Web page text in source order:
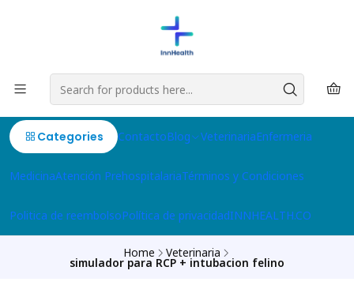
Categories ContactoBlog VeterinariaEnfermeria
MedicinaAtención PrehospitalariaTérminos y Condiciones
Politica de reembolsoPolítica de privacidadINNHEALTH.CO
Home Veterinaria
simulador para RCP + intubacion felino